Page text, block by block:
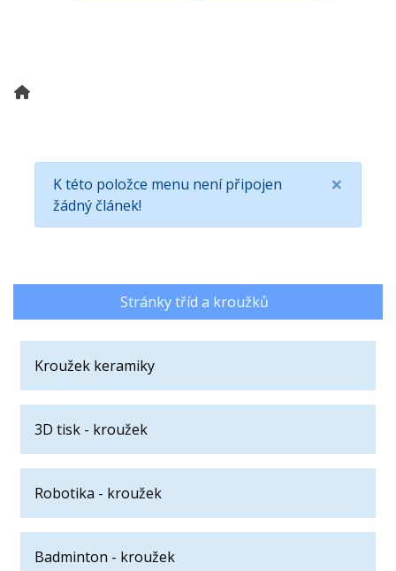
×
K této položce menu není připojen
žádný článek!
Stránky tříd a kroužků
Kroužek keramiky
3D tisk - kroužek
Robotika - kroužek
Badminton - kroužek